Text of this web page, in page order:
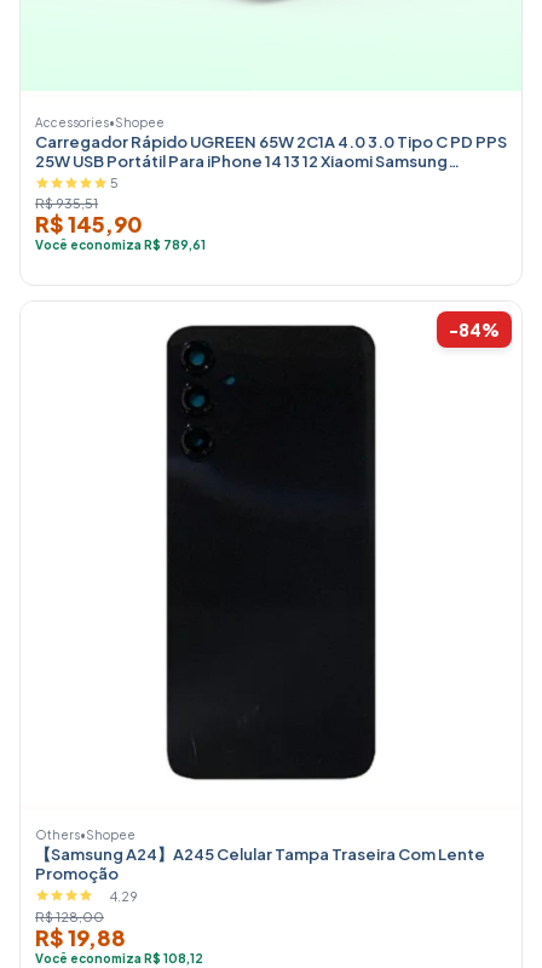
Accessories•Shopee
Carregador Rápido UGREEN 65W 2C1A 4.0 3.0 Tipo C PD PPS
25W USB Portátil Para iPhone 14 13 12 Xiaomi Samsung
Laptop
5
R$ 935,51
R$ 145,90
Você economiza R$ 789,61
-84%
Others•Shopee
【Samsung A24】A245 Celular Tampa Traseira Com Lente
Promoção
4.29
R$ 128,00
R$ 19,88
Você economiza R$ 108,12